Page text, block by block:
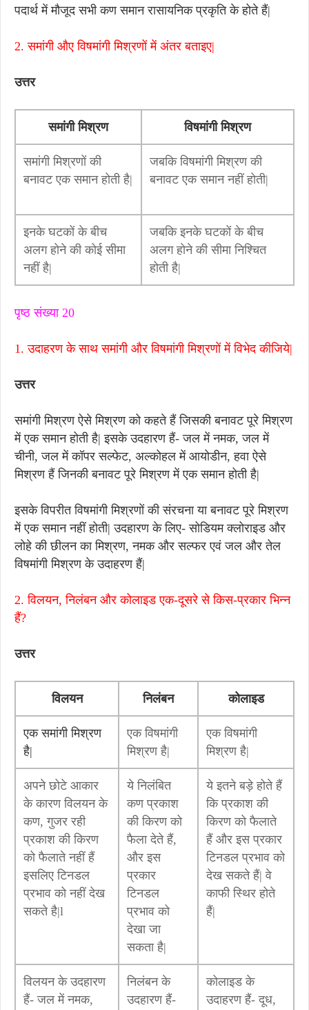
पदार्थ में मौजूद सभी कण समान रासायनिक प्रकृति के होते हैं|
2. समांगी औए विषमांगी मिश्रणों में अंतर बताइए|
उत्तर
समांगी मिश्रण विषमांगी मिश्रण
समांगी मिश्रणों की
बनावट एक समान होती है|
जबकि विषमांगी मिश्रण की
बनावट एक समान नहीं होती|
इनके घटकों के बीच
अलग होने की कोई सीमा
नहीं है|
जबकि इनके घटकों के बीच
अलग होने की सीमा निश्चित
होती है|
पृष्ठ संख्या 20
1. उदाहरण के साथ समांगी और विषमांगी मिश्रणों में विभेद कीजिये|
उत्तर
समांगी मिश्रण ऐसे मिश्रण को कहते हैं जिसकी बनावट पूरे मिश्रण
में एक समान होती है| इसके उदहारण हैं- जल में नमक, जल में
चीनी, जल में कॉपर सल्फेट, अल्कोहल में आयोडीन, हवा ऐसे
मिश्रण हैं जिनकी बनावट पूरे मिश्रण में एक समान होती है|
इसके विपरीत विषमांगी मिश्रणों की संरचना या बनावट पूरे मिश्रण
में एक समान नहीं होती| उदहारण के लिए- सोडियम क्लोराइड और
लोहे की छीलन का मिश्रण, नमक और सल्फर एवं जल और तेल
विषमांगी मिश्रण के उदाहरण हैं|
2. विलयन, निलंबन और कोलाइड एक-दूसरे से किस-प्रकार भिन्न
हैं?
उत्तर
विलयन निलंबन कोलाइड
एक समांगी मिश्रण
है|
एक विषमांगी
मिश्रण है|
एक विषमांगी
मिश्रण है|
अपने छोटे आकार
के कारण विलयन के
कण, गुजर रही
प्रकाश की किरण
को फैलाते नहीं हैं
इसलिए टिनडल
प्रभाव को नहीं देख
सकते है|l
ये निलंबित
कण प्रकाश
की किरण को
फैला देते हैं,
और इस
प्रकार
टिनडल
प्रभाव को
देखा जा
सकता है|
ये इतने बड़े होते हैं
कि प्रकाश की
किरण को फैलाते
हैं और इस प्रकार
टिनडल प्रभाव को
देख सकते हैं| वे
काफी स्थिर होते
हैं|
विलयन के उदहारण
हैं- जल में नमक,
निलंबन के
उदहारण हैं-
कोलाइड के
उदाहरण हैं- दूध,